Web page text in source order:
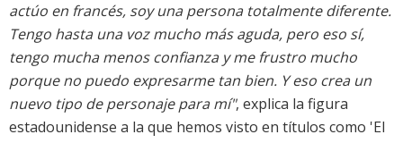
actúo en francés, soy una persona totalmente diferente.
Tengo hasta una voz mucho más aguda, pero eso sí,
tengo mucha menos confianza y me frustro mucho
porque no puedo expresarme tan bien. Y eso crea un
nuevo tipo de personaje para mí", explica la figura
estadounidense a la que hemos visto en títulos como 'El